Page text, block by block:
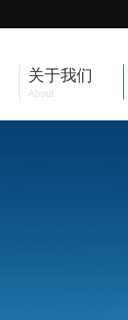
关于我们
About